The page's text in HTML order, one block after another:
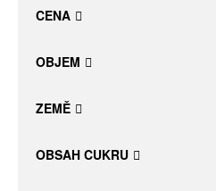
CENA
OBJEM
ZEMĚ
OBSAH CUKRU